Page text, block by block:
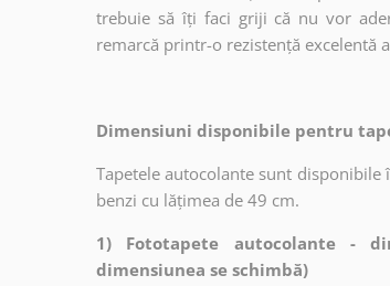
trebuie să îți faci griji că nu vor
remarcă printr-o rezistență excelentă
Dimensiuni disponibile pentru
Tapetele autocolante sunt
benzi cu lățimea de 49 cm.
1) Fototapete autocolante -
dimensiunea se schimbă)